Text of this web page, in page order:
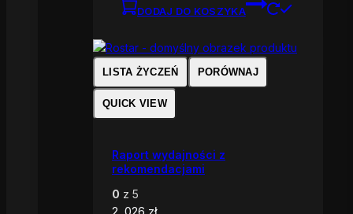
DODAJ DO KOSZYKA
LISTA ŻYCZEŃ PORÓWNAJ
QUICK VIEW
Raport wydajności z
rekomendacjami
0 z 5
2 .026 zł